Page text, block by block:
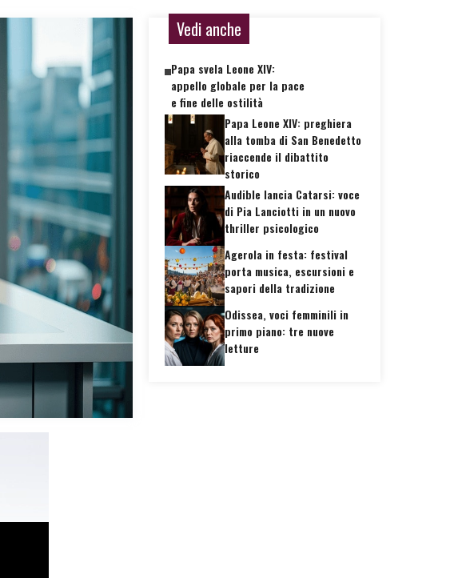
Vedi anche
Papa svela Leone XIV:
appello globale per la pace
e fine delle ostilità
Papa Leone XIV: preghiera
alla tomba di San Benedetto
riaccende il dibattito
storico
Audible lancia Catarsi: voce
di Pia Lanciotti in un nuovo
thriller psicologico
Agerola in festa: festival
porta musica, escursioni e
sapori della tradizione
Odissea, voci femminili in
primo piano: tre nuove
letture